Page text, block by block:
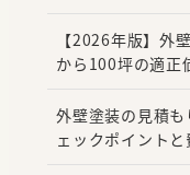
【2026年版】外
から100坪の適正
外壁塗装の見積
ェックポイント